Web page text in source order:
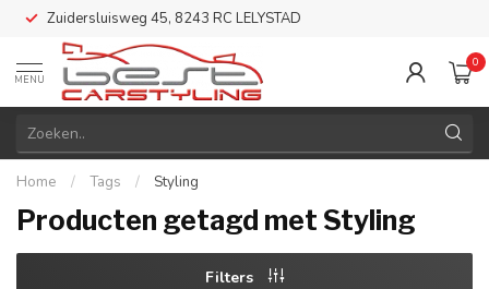
Zuidersluisweg 45, 8243 RC LELYSTAD
MENU
0
Home / Tags / Styling
Producten getagd met Styling
Filters